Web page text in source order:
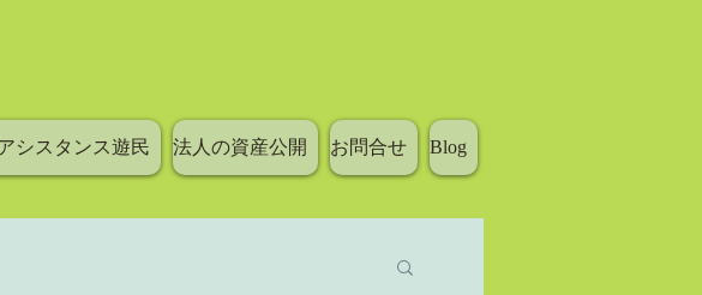
シスタンス遊民 法人の資産公開 お問合せ Blog